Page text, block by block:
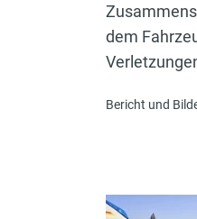
dem
Bericht und